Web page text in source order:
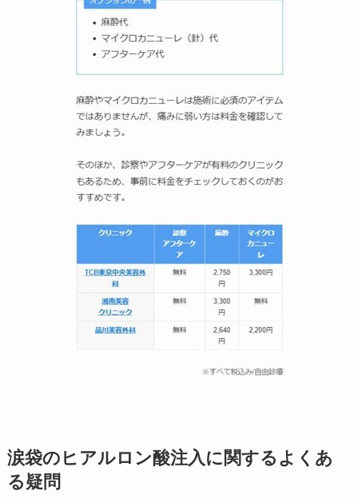
涙袋のヒアルロン酸注入に関するよくあ
る疑問